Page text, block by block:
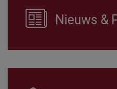
Nieuws &